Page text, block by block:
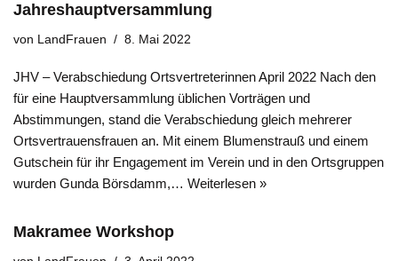
Jahreshauptversammlung
von LandFrauen 8. Mai 2022
JHV – Verabschiedung Ortsvertreterinnen April 2022 Nach den
für eine Hauptversammlung üblichen Vorträgen und
Abstimmungen, stand die Verabschiedung gleich mehrerer
Ortsvertrauensfrauen an. Mit einem Blumenstrauß und einem
Gutschein für ihr Engagement im Verein und in den Ortsgruppen
wurden Gunda Börsdamm,… Weiterlesen »
Makramee Workshop